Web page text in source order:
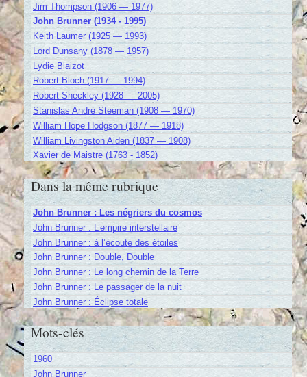
Jim Thompson (1906 — 1977)
John Brunner (1934 - 1995)
Keith Laumer (1925 — 1993)
Lord Dunsany (1878 — 1957)
Lydie Blaizot
Robert Bloch (1917 — 1994)
Robert Sheckley (1928 — 2005)
Stanislas André Steeman (1908 — 1970)
William Hope Hodgson (1877 — 1918)
William Livingston Alden (1837 — 1908)
Xavier de Maistre (1763 - 1852)
Dans la même rubrique
John Brunner : Les négriers du cosmos
John Brunner : L’empire interstellaire
John Brunner : à l’écoute des étoiles
John Brunner : Double, Double
John Brunner : Le long chemin de la Terre
John Brunner : Le passager de la nuit
John Brunner : Éclipse totale
Mots-clés
1960
John Brunner